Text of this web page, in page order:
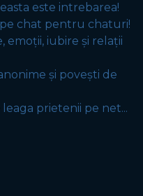
este intrebarea!
chat pentru chaturi!
emoții, iubire și relații
și povești de
prietenii pe net...